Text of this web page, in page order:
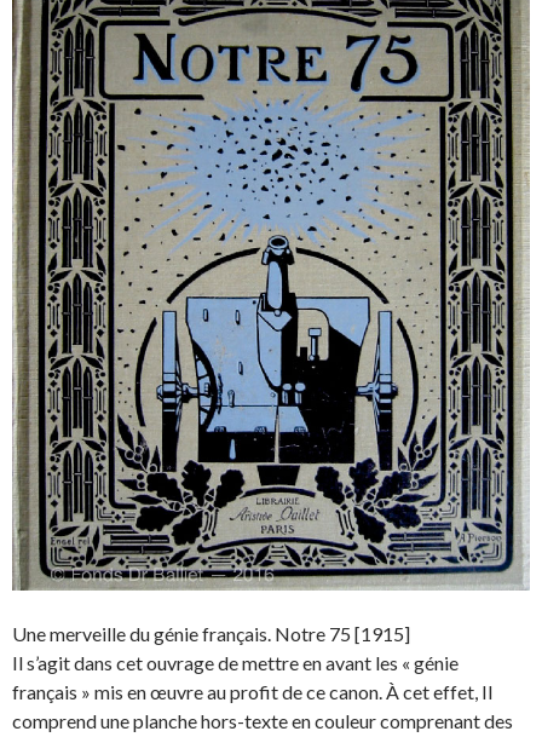
Une merveille du génie français. Notre 75 [1915]
Il s’agit dans cet ouvrage de mettre en avant les « génie
français » mis en œuvre au profit de ce canon. À cet effet, Il
comprend une planche hors-texte en couleur comprenant des